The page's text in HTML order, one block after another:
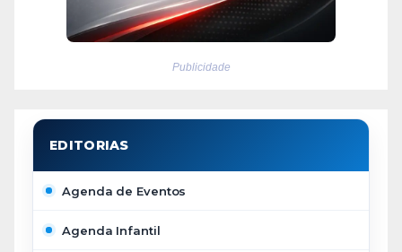
Publicidade
Agenda de Eventos
Agenda Infantil